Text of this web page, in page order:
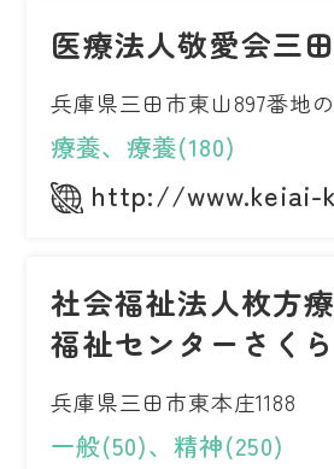
医療法人敬愛会三
兵庫県三田市東山897番地
療養、療養(180)
http://www.keiai-
社会福祉法人枚方
福祉センターさくら
兵庫県三田市東本庄1188
一般(50)、精神(250)